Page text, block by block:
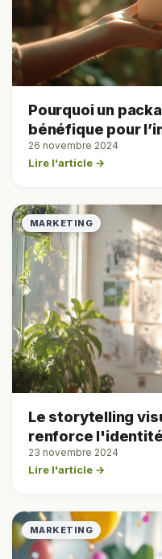
Pourquoi un
bénéfique pour
26 novembre 2024
Lire l'article →
MARKETING
Le storytelling
renforce
23 novembre 2024
Lire l'article →
MARKETING